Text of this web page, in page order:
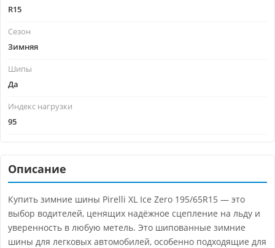
R15
Сезон
Зимняя
Шипы
Да
Индекс нагрузки
95
Описание
Купить зимние шины Pirelli XL Ice Zero 195/65R15 — это
выбор водителей, ценящих надёжное сцепление на льду и
уверенность в любую метель. Это шипованные зимние
шины для легковых автомобилей, особенно подходящие для